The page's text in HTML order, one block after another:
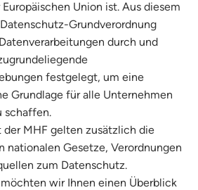
Union ist. Aus diesem
Grundverordnung
durch und
festgelegt, um eine
Grundlage für alle Unternehmen
schaffen.
der MHF gelten zusätzlich die
nationalen Gesetze, Verordnungen
zum Datenschutz.
wir Ihnen einen Überblick